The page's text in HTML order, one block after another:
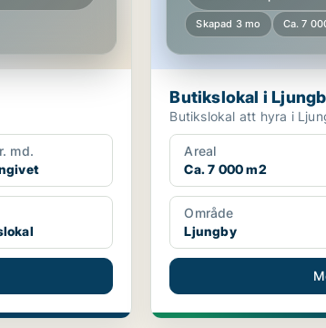
md.
Skapad 3 mo Ca. 7
Butikslokal i
Butikslokal att hyra i
Areal
Ca. 7 000 m2
Område
Ljungby